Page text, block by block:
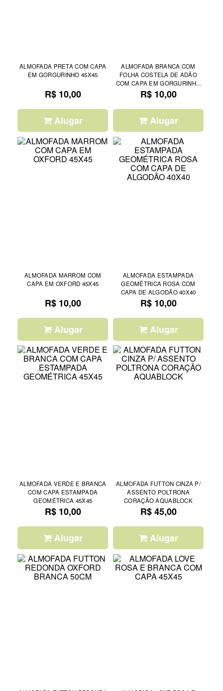
ALMOFADA PRETA COM CAPA
EM GORGURINHO 45X45
R$ 10,00
Alugar
ALMOFADA BRANCA COM
FOLHA COSTELA DE ADÃO
COM CAPA EM GORGURINHO
40X40
R$ 10,00
Alugar
ALMOFADA MARROM COM
CAPA EM OXFORD 45X45
R$ 10,00
Alugar
ALMOFADA ESTAMPADA
GEOMÉTRICA ROSA COM
CAPA DE ALGODÃO 40X40
R$ 10,00
Alugar
ALMOFADA VERDE E BRANCA
COM CAPA ESTAMPADA
GEOMÉTRICA 45X45
R$ 10,00
Alugar
ALMOFADA FUTTON CINZA P/
ASSENTO POLTRONA
CORAÇÃO AQUABLOCK
R$ 45,00
Alugar